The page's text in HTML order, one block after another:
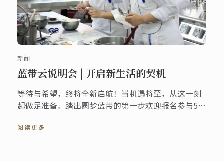
新闻
蓝带云说明会 | 开启新生活的契机
等待与希望，终将全新启航！当机遇将至，从这一刻
起做足准备。踏出圆梦蓝带的第一步欢迎报名参与5月
幕！
阅读更多